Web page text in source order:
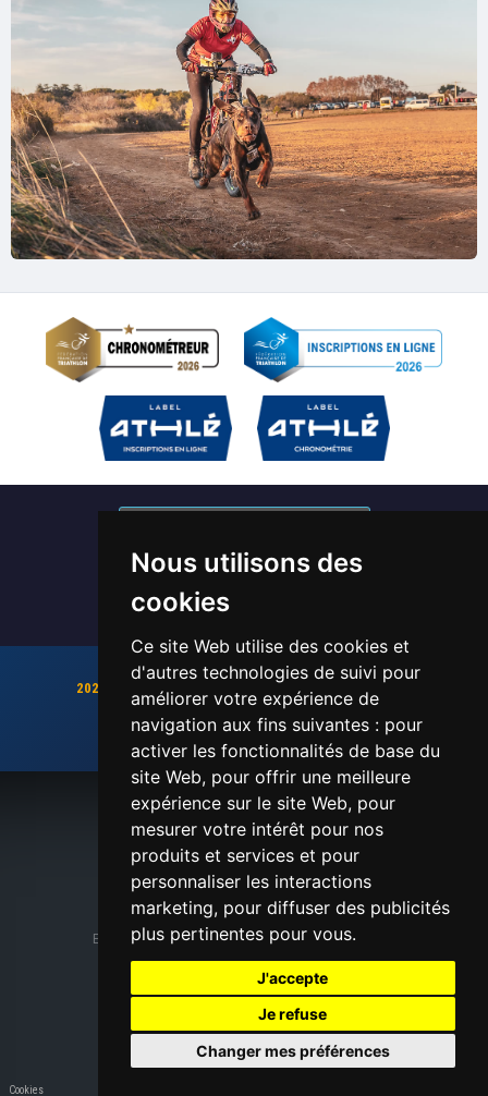
Nous utilisons des
cookies
Ce site Web utilise des cookies et
d'autres technologies de suivi pour
améliorer votre expérience de
navigation aux fins suivantes : pour
activer les fonctionnalités de base du
site Web, pour offrir une meilleure
expérience sur le site Web, pour
mesurer votre intérêt pour nos
produits et services et pour
personnaliser les interactions
marketing, pour diffuser des publicités
plus pertinentes pour vous.
J'accepte
Je refuse
Changer mes préférences
Cookies
Devenir bénévole / Chronométreur
2026 sera une année pleine d'exploits, et de records !!
Gardez le cap !!
Chronométrage, inscriptions en ligne, dossards
ATS-SPORT
© Copyright ATS-SPORT 2026
En cas de difficultés techniques contacter leWebmaster
Mentions légales